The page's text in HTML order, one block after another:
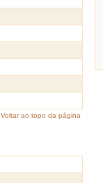
Voltar ao topo da página